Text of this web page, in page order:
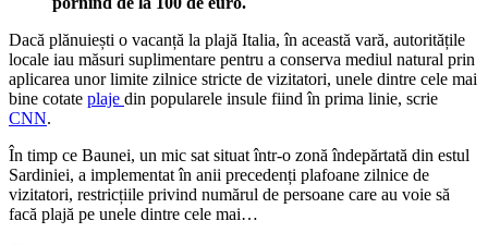
Dacă plănuiești o vacanță la plajă Italia, în această vară, autoritățile
locale iau măsuri suplimentare pentru a conserva mediul natural prin
aplicarea unor limite zilnice stricte de vizitatori, unele dintre cele mai
bine cotate plaje din popularele insule fiind în prima linie, scrie
CNN.
În timp ce Baunei, un mic sat situat într-o zonă îndepărtată din estul
Sardiniei, a implementat în anii precedenți plafoane zilnice de
vizitatori, restricțiile privind numărul de persoane care au voie să
facă plajă pe unele dintre cele mai…